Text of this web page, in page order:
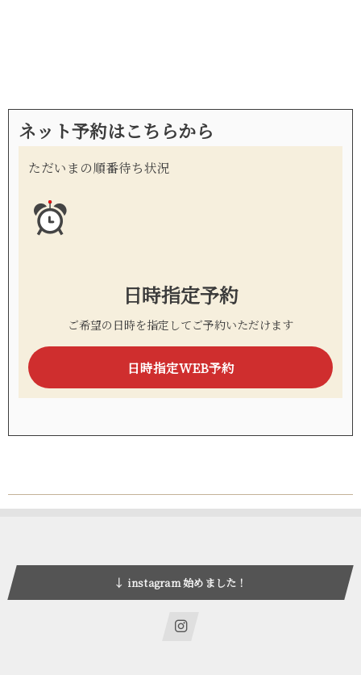
ネット予約はこちらから
ただいまの順番待ち状況
日時指定予約
ご希望の日時を指定してご予約いただけます
日時指定WEB予約
↓ instagram 始めました！